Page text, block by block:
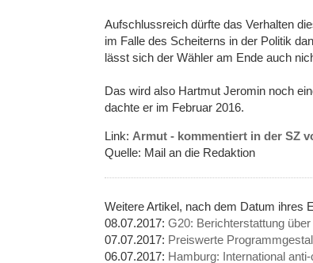
Aufschlussreich dürfte das Verhalten
im Falle des Scheiterns in der Politik
lässt sich der Wähler am Ende auch
Das wird also Hartmut Jeromin noch
dachte er im Februar 2016.
Link: Armut - kommentiert in der SZ
Quelle: Mail an die Redaktion
Weitere Artikel, nach dem Datum ihres
08.07.2017: G20: Berichterstattung
07.07.2017: Preiswerte
06.07.2017: Hamburg: International